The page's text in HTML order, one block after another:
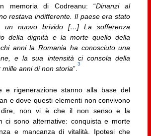
memoria di Codreanu: “Dinanzi al
restava indifferente. Il paese era stato
un nuovo brivido […] La sofferenza
della dignità e la morte quello della
anni la Romania ha conosciuto una
e la sua intensità ci consola della
anni di non storia”.
3
e rigenerazione stanno alla base del
e dove questi elementi non convivono
dire, non vi è che il non senso e la
ci sono alternative: conquista e morte
e mancanza di vitalità. Ipotesi che